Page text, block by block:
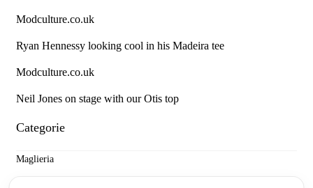
Modculture.co.uk
Ryan Hennessy looking cool in his Madeira tee
Modculture.co.uk
Neil Jones on stage with our Otis top
Categorie
Maglieria